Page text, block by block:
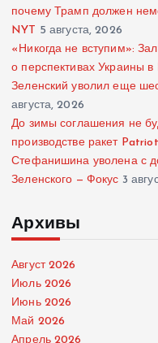
почему Трамп должен
NYT 5 августа, 2026
«Никогда не вступим»:
о перспективах Украины
Зеленский уволил еще
августа, 2026
До зимы соглашения не
производстве ракет
Стефанишина уволена с
Зеленского — Фокус 3
Архивы
Август 2026
Июль 2026
Июнь 2026
Май 2026
Апрель 2026